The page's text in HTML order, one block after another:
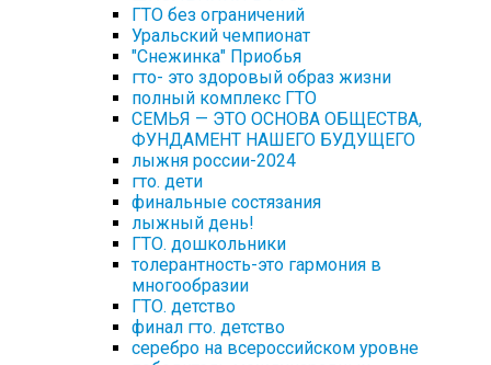
ГТО без ограничений
Уральский чемпионат
"Снежинка" Приобья
гто- это здоровый образ жизни
полный комплекс ГТО
СЕМЬЯ — ЭТО ОСНОВА ОБЩЕСТВА,
ФУНДАМЕНТ НАШЕГО БУДУЩЕГО
лыжня россии-2024
гто. дети
финальные состязания
лыжный день!
ГТО. дошкольники
толерантность-это гармония в
многообразии
ГТО. детство
финал гто. детство
серебро на всероссийском уровне